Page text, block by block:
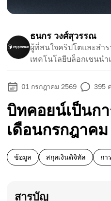
ธนกร วงศ์สุวรรณ
ผู้ที่สนใจคริปโตและสำ
เทคโนโลยีบล็อกเชนนำ
01 กรกฎาคม 2569 395
บิทคอยน์เป็นก
เดือนกรกฎาค
ข้อมูล สกุลเงินดิจิทัล กา
สารบัญ